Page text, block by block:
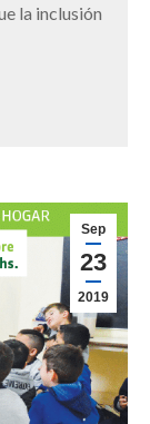
la inclusión
Sep
23
2019